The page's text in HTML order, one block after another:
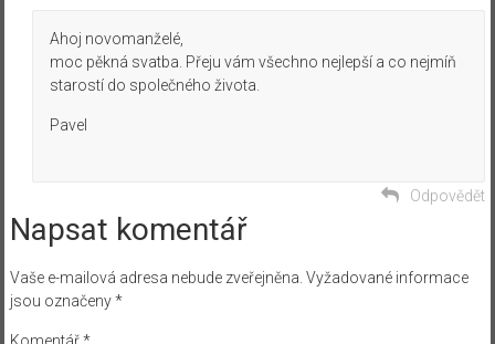
Ahoj novomanželé,
moc pěkná svatba. Přeju vám všechno nejlepší a co nejmíň
starostí do společného života.
Pavel
Odpovědět
Napsat komentář
Vaše e-mailová adresa nebude zveřejněna. Vyžadované informace
jsou označeny*
Komentář*